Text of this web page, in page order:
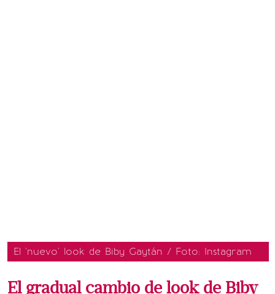
El 'nuevo' look de Biby Gaytán / Foto: Instagram
El gradual cambio de look de Biby